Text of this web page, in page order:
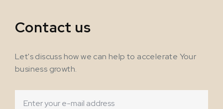
Contact us
Let's discuss how we can help to accelerate Your
business growth.